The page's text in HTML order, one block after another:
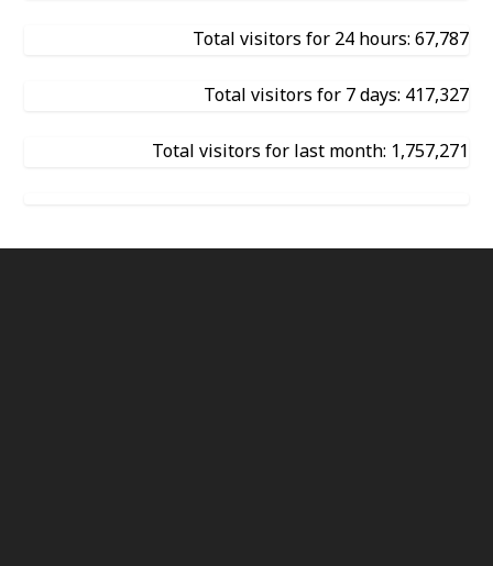
Total visitors for 24 hours: 67,787
Total visitors for 7 days: 417,327
Total visitors for last month: 1,757,271